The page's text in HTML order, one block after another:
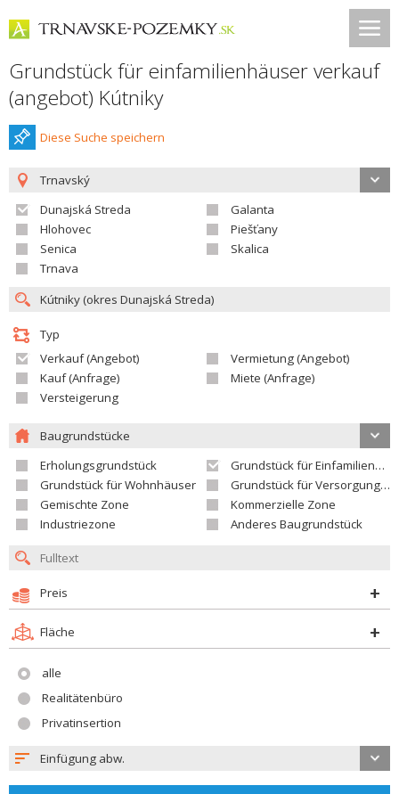
Grundstück für einfamilienhäuser verkauf
(angebot) Kútniky
Diese Suche speichern
Trnavský
Dunajská Streda
Galanta
Hlohovec
Piešťany
Senica
Skalica
Trnava
Typ
Verkauf (Angebot)
Vermietung (Angebot)
Kauf (Anfrage)
Miete (Anfrage)
Versteigerung
Baugrundstücke
Erholungsgrundstück
Grundstück für Einfamilienhäuser
Grundstück für Wohnhäuser
Grundstück für Versorgungseinrichtungen
Gemischte Zone
Kommerzielle Zone
Industriezone
Anderes Baugrundstück
Preis
Fläche
alle
Realitätenbüro
Privatinsertion
Einfügung abw.